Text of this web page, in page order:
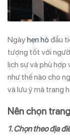
Ngàyhẹn hò đầu
tượng tốt với
lịch sự và phù hợp
như thế nào cho
và lưu ý mà trang
Nên chọn
1. Chọn theo địa